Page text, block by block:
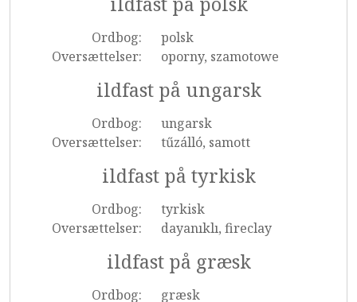
Ordbog:
polsk
Oversættelser:
oporny, szamotowe
ildfast på ungarsk
Ordbog:
ungarsk
Oversættelser:
tűzálló, samott
ildfast på tyrkisk
Ordbog:
tyrkisk
Oversættelser:
dayanıklı, fireclay
ildfast på græsk
Ordbog:
græsk